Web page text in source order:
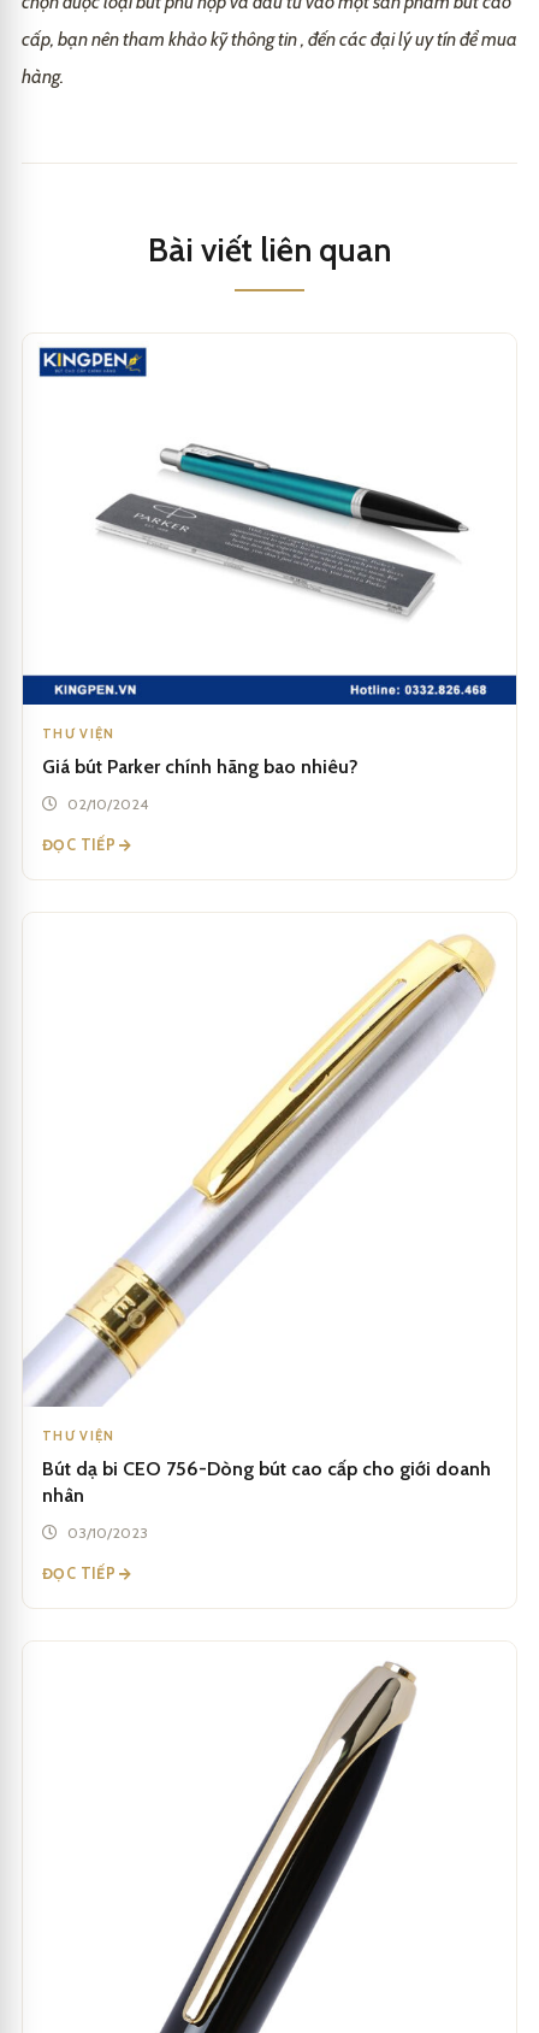
cấp, bạn nên tham khảo kỹ thông tin , đến các đại lý uy tín để mua
hàng.
Bài viết liên quan
THƯ VIỆN
Giá bút Parker chính hãng bao nhiêu?
02/10/2024
ĐỌC TIẾP
THƯ VIỆN
Bút dạ bi CEO 756-Dòng bút cao cấp cho giới doanh
nhân
03/10/2023
ĐỌC TIẾP